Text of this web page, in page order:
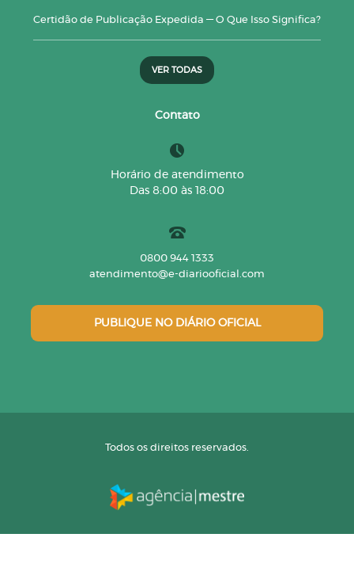
Certidão de Publicação Expedida — O Que Isso Significa?
VER TODAS
Contato
Horário de atendimento
Das 8:00 às 18:00
0800 944 1333
atendimento@e-diariooficial.com
PUBLIQUE NO DIÁRIO OFICIAL
Todos os direitos reservados.